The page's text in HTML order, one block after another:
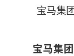
宝马集
宝马集